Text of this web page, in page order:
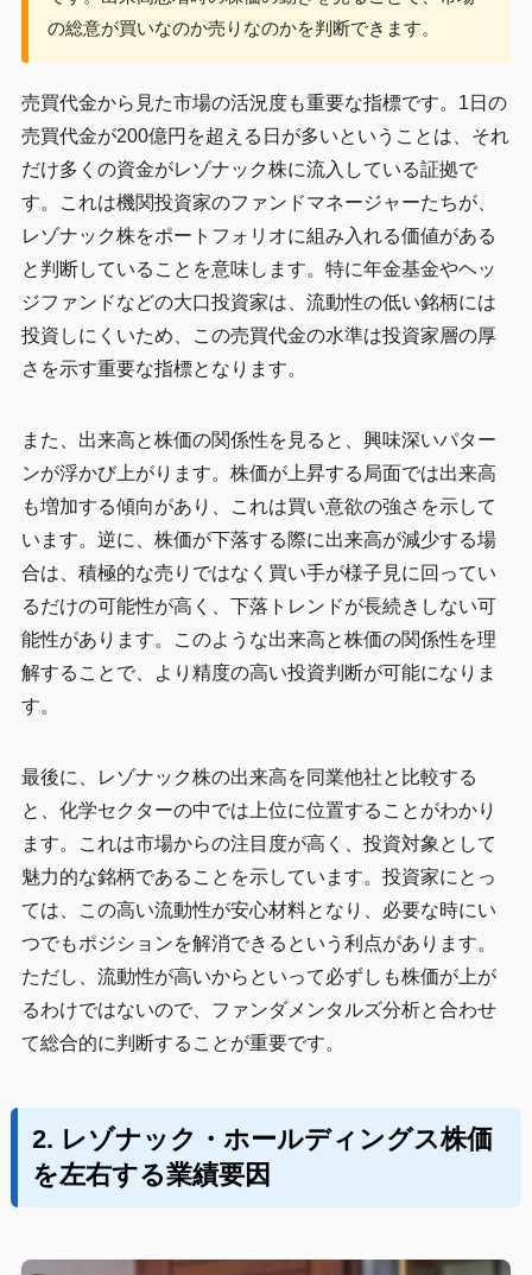
の総意が買いなのか売りなのかを判断できます。
売買代金から見た市場の活況度も重要な指標です。1日の
売買代金が200億円を超える日が多いということは、それ
だけ多くの資金がレゾナック株に流入している証拠で
す。これは機関投資家のファンドマネージャーたちが、
レゾナック株をポートフォリオに組み入れる価値がある
と判断していることを意味します。特に年金基金やヘッ
ジファンドなどの大口投資家は、流動性の低い銘柄には
投資しにくいため、この売買代金の水準は投資家層の厚
さを示す重要な指標となります。
また、出来高と株価の関係性を見ると、興味深いパター
ンが浮かび上がります。株価が上昇する局面では出来高
も増加する傾向があり、これは買い意欲の強さを示して
います。逆に、株価が下落する際に出来高が減少する場
合は、積極的な売りではなく買い手が様子見に回ってい
るだけの可能性が高く、下落トレンドが長続きしない可
能性があります。このような出来高と株価の関係性を理
解することで、より精度の高い投資判断が可能になりま
す。
最後に、レゾナック株の出来高を同業他社と比較する
と、化学セクターの中では上位に位置することがわかり
ます。これは市場からの注目度が高く、投資対象として
魅力的な銘柄であることを示しています。投資家にとっ
ては、この高い流動性が安心材料となり、必要な時にい
つでもポジションを解消できるという利点があります。
ただし、流動性が高いからといって必ずしも株価が上が
るわけではないので、ファンダメンタルズ分析と合わせ
て総合的に判断することが重要です。
2. レゾナック・ホールディングス株価
を左右する業績要因